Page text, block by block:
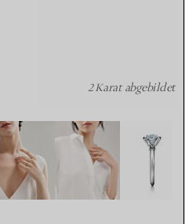
in Platin
2 Karat abgebildet